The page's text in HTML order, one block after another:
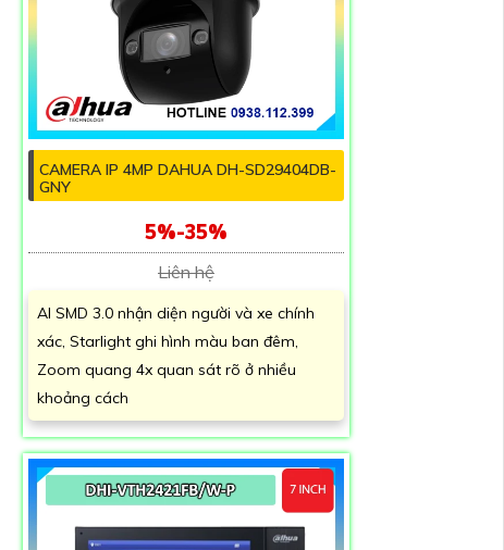
CAMERA IP 4MP DAHUA DH-SD29404DB-
GNY
5%-35%
Liên hệ
AI SMD 3.0 nhận diện người và xe chính
xác, Starlight ghi hình màu ban đêm,
Zoom quang 4x quan sát rõ ở nhiều
khoảng cách